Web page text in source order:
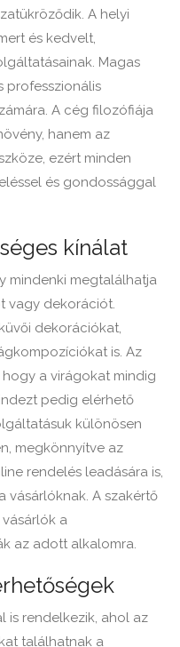
A helyi
és kedvelt,
Magas
professzionális
A cég filozófiája
hanem az
ezért minden
és gondossággal
kínálat
mindenki megtalálhatja
vagy dekorációt.
dekorációkat,
is. Az
a virágokat mindig
pedig elérhető
különösen
megkönnyítve az
rendelés leadására is,
vásárlóknak. A szakértő
a
az adott alkalomra.
is rendelkezik, ahol az
találhatnak a